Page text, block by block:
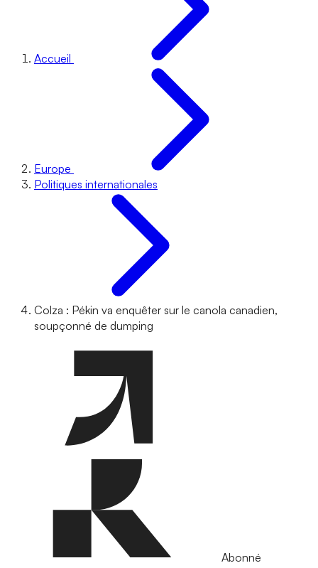
Accueil
Europe
Politiques internationales
Colza : Pékin va enquêter sur le canola canadien,
soupçonné de dumping
Abonné